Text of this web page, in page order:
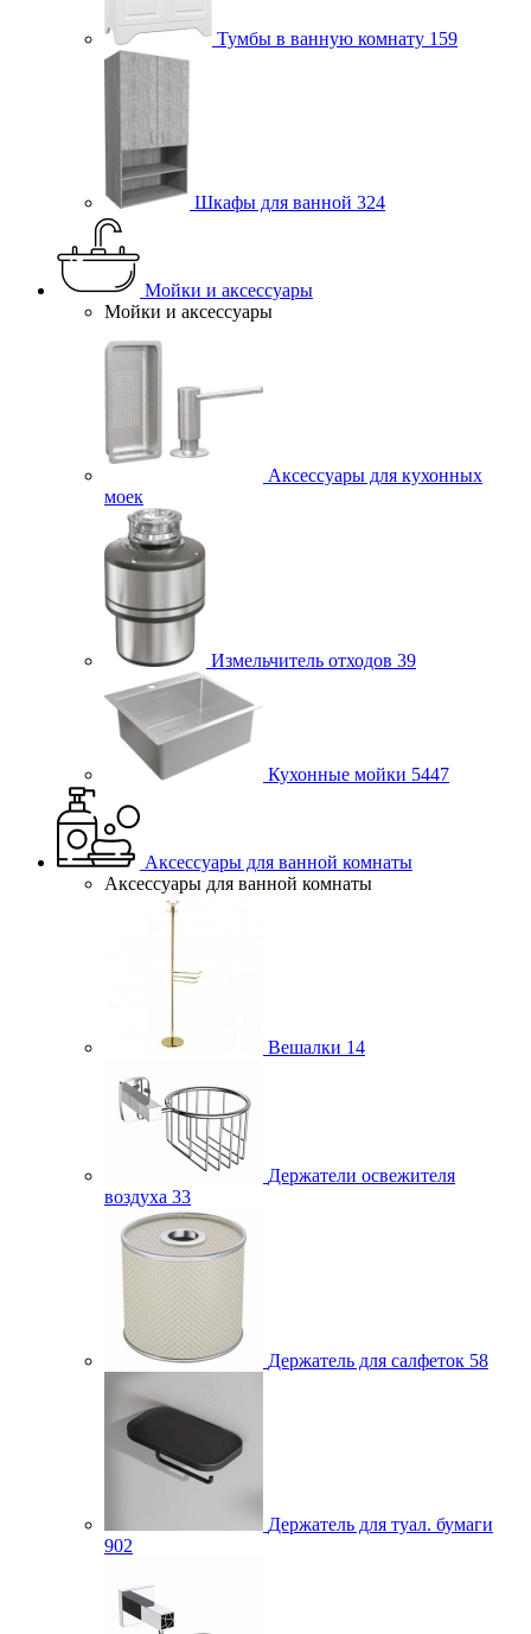
Тумбы в ванную комнату 159
Шкафы для ванной 324
Мойки и аксессуары
Мойки и аксессуары
Аксессуары для кухонных
моек
Измельчитель отходов 39
Кухонные мойки 5447
Аксессуары для ванной комнаты
Аксессуары для ванной комнаты
Вешалки 14
Держатели освежителя
воздуха 33
Держатель для салфеток 58
Держатель для туал. бумаги
902